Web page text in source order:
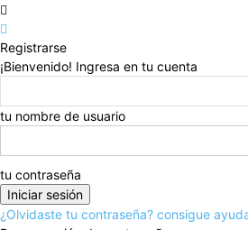
Registrarse
¡Bienvenido! Ingresa en tu cuenta
tu nombre de usuario
tu contraseña
¿Olvidaste tu contraseña? consigue